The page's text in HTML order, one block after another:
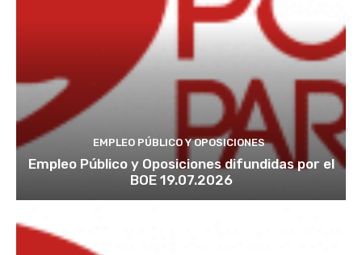
EMPLEO PÚBLICO Y OPOSICIONES
Empleo Público y Oposiciones difundidas por el
BOE 19.07.2026